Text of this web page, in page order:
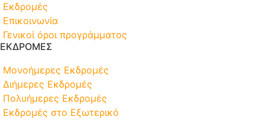
Εκδρομές
Επικοινωνία
Γενικοί όροι προγράμματος
ΕΚΔΡΟΜΕΣ
Μονοήμερες Εκδρομές
Διήμερες Εκδρομές
Πολυήμερες Εκδρομές
Εκδρομές στο Εξωτερικό